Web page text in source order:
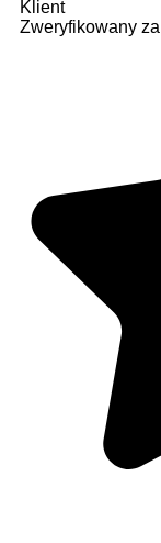
Klient
Zweryfikowany